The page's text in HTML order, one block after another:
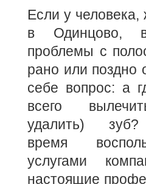
Если у человека,
в Одинцово,
проблемы с
рано или поздно
себе вопрос: а
всего
удалить)
время
услугами
настоящие